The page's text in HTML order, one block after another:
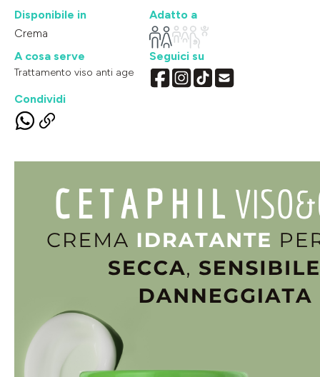
Disponibile in
Crema
Adatto a
A cosa serve
Trattamento viso anti age
Seguici su
Condividi